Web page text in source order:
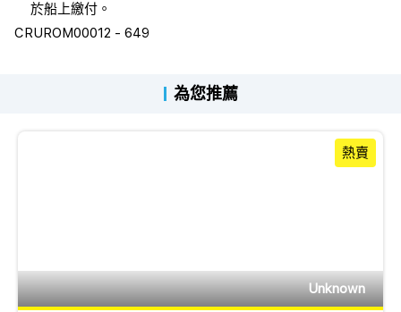
於船上繳付。
CRUROM00012 - 649
為您推薦
Unknown
熱賣